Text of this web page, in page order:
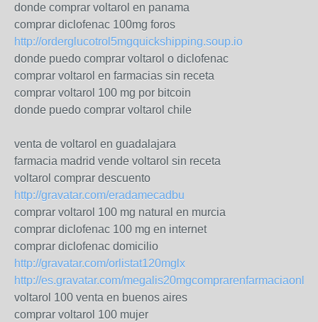
donde comprar voltarol en panama
comprar diclofenac 100mg foros
http://orderglucotrol5mgquickshipping.soup.io
donde puedo comprar voltarol o diclofenac
comprar voltarol en farmacias sin receta
comprar voltarol 100 mg por bitcoin
donde puedo comprar voltarol chile
venta de voltarol en guadalajara
farmacia madrid vende voltarol sin receta
voltarol comprar descuento
http://gravatar.com/eradamecadbu
comprar voltarol 100 mg natural en murcia
comprar diclofenac 100 mg en internet
comprar diclofenac domicilio
http://gravatar.com/orlistat120mglx
http://es.gravatar.com/
voltarol 100 venta en buenos aires
comprar voltarol 100 mujer